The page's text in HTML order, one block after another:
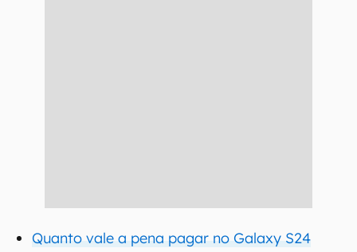
Quanto vale a pena pagar no Galaxy S24